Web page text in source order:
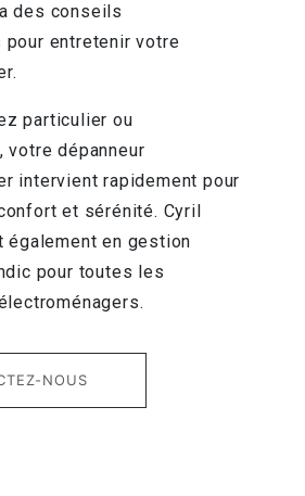
des conseils
entretenir votre
particulier ou
dépanneur
intervient rapidement pour
et sérénité. Cyril
également en gestion
pour toutes les
NOUS